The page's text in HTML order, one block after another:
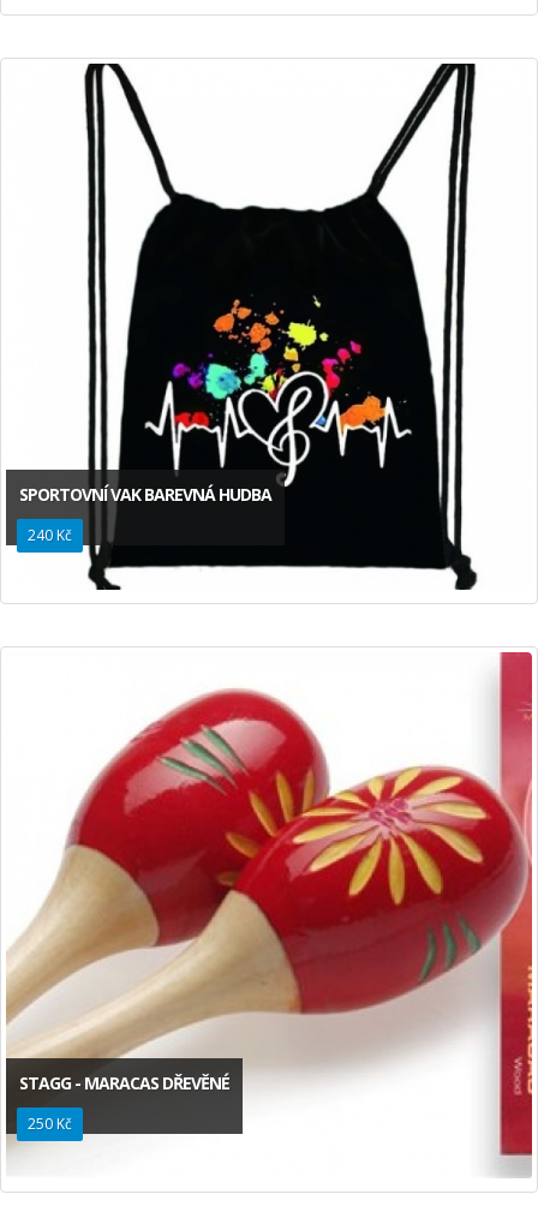
SPORTOVNÍ VAK BAREVNÁ HUDBA
240 Kč
STAGG - MARACAS DŘEVĚNÉ
250 Kč